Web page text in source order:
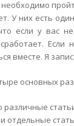
У них есть
если у вас
вместе. Я
основных
отдельные